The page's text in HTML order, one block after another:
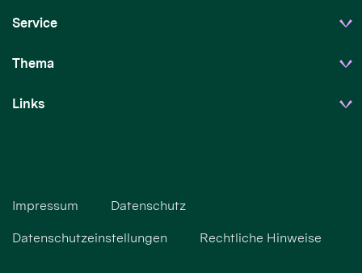
Service
Thema
Links
Impressum Datenschutz
Datenschutzeinstellungen Rechtliche Hinweise